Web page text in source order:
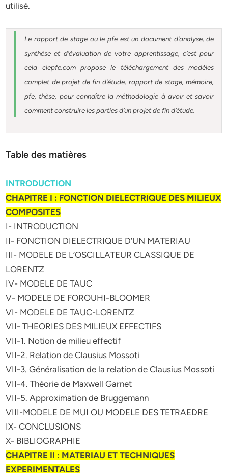
utilisé.
Le rapport de stage ou le pfe est un document d’analyse, de
synthèse et d’évaluation de votre apprentissage, c’est pour
cela clepfe.com propose le téléchargement des modèles
complet de projet de fin d’étude, rapport de stage, mémoire,
pfe, thèse, pour connaître la méthodologie à avoir et savoir
comment construire les parties d’un projet de fin d’étude.
Table des matières
INTRODUCTION
CHAPITRE I : FONCTION DIELECTRIQUE DES MILIEUX
COMPOSITES
I- INTRODUCTION
II- FONCTION DIELECTRIQUE D’UN MATERIAU
III- MODELE DE L’OSCILLATEUR CLASSIQUE DE
LORENTZ
IV- MODELE DE TAUC
V- MODELE DE FOROUHI-BLOOMER
VI- MODELE DE TAUC-LORENTZ
VII- THEORIES DES MILIEUX EFFECTIFS
VII-1. Notion de milieu effectif
VII-2. Relation de Clausius Mossoti
VII-3. Généralisation de la relation de Clausius Mossoti
VII-4. Théorie de Maxwell Garnet
VII-5. Approximation de Bruggemann
VIII-MODELE DE MUI OU MODELE DES TETRAEDRE
IX- CONCLUSIONS
X- BIBLIOGRAPHIE
CHAPITRE II : MATERIAU ET TECHNIQUES
EXPERIMENTALES